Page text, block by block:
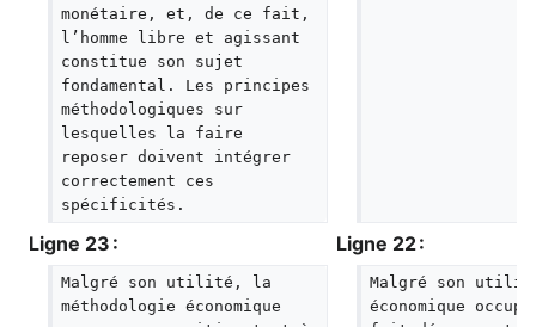
monétaire, et, de ce fait,
l’homme libre et agissant
constitue son sujet
fondamental. Les principes
méthodologiques sur
lesquelles la faire
reposer doivent intégrer
correctement ces
spécificités.
Ligne 23 : Ligne 22 :
Malgré son utilité, la
méthodologie économique
Malgré son
économique